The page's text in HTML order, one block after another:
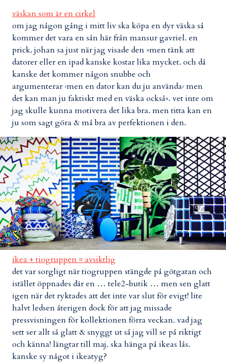
väskan som är en cirkel
om jag någon gång i mitt liv ska köpa en dyr väska så
kommer det vara en sån här från mansur gavriel. en
prick. johan sa just när jag visade den »men tänk att
datorer eller en ipad kanske kostar lika mycket. och då
kanske det kommer någon snubbe och
argumenterar ›men en dator kan du ju använda‹ men
det kan man ju faktiskt med en väska också«. vet inte om
jag skulle kunna motivera det lika bra. men titta kan en
ju som sagt göra & må bra av perfektionen i den.
ikea + tiogruppen = avsiktlig
det var sorgligt när tiogruppen stängde på götgatan och
istället öppnades där en … tele2-butik … men sen glatt
igen när det ryktades att det inte var slut för evigt! lite
halvt ledsen återigen dock för att jag missade
pressvisningen för kollektionen förra veckan. vad jag
sett ser allt så glatt & snyggt ut så jag vill se på riktigt
och känna! längtar till maj. ska hänga på ikeas lås.
kanske sy något i ikeatyg?